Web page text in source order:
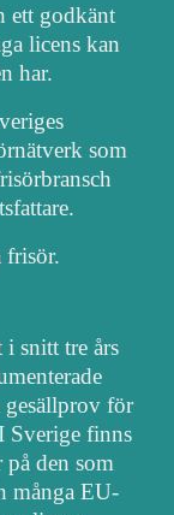
ett godkänt
licens kan
har.
som
frisör.
snitt tre års
gesällprov för
Sverige finns
den som
många EU-